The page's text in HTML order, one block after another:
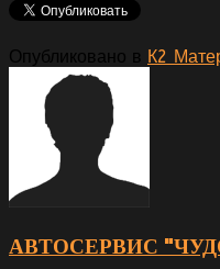
Опубликовано в К2
АВТОСЕРВИС